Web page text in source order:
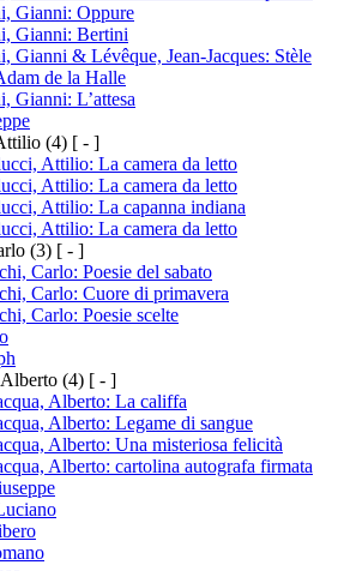
Gianni: Oppure
Gianni: Bertini
Gianni & Lévêque, Jean-Jacques: Stèle
de la Halle
Gianni: L’attesa
(4) [ - ]
Attilio: La camera da letto
Attilio: La camera da letto
Attilio: La capanna indiana
Attilio: La camera da letto
(3) [ - ]
Carlo: Poesie del sabato
Carlo: Cuore di primavera
Carlo: Poesie scelte
(4) [ - ]
Alberto: La califfa
Alberto: Legame di sangue
Alberto: Una misteriosa felicità
Alberto: cartolina autografa firmata